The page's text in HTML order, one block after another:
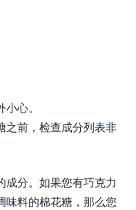
心。
之前，检查成分列表非
成分。如果您有巧克力
味料的棉花糖，那么您